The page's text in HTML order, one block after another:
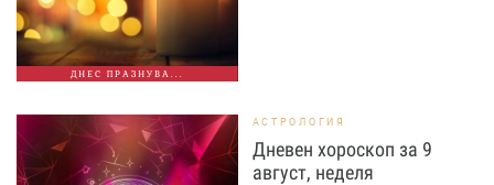
ДНЕС ПРАЗНУВА...
АСТРОЛОГИЯ
Дневен хороскоп за 9
август, неделя